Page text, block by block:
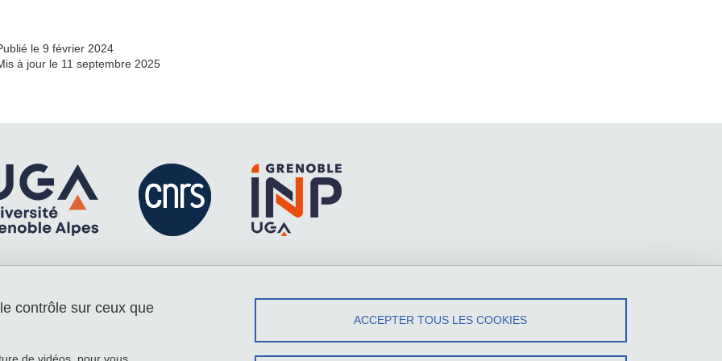
le 9 février 2024
à jour le 11 septembre 2025
Menu footer
Contact
contrôle sur ceux que
ACCEPTER TOUS LES COOKIES